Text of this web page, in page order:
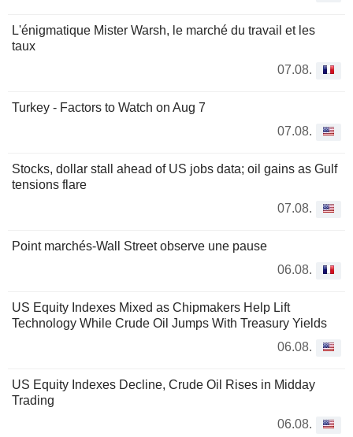
L'énigmatique Mister Warsh, le marché du travail et les
taux
07.08.
Turkey - Factors to Watch on Aug 7
07.08.
Stocks, dollar stall ahead of US jobs data; oil gains as Gulf
tensions flare
07.08.
Point marchés-Wall Street observe une pause
06.08.
US Equity Indexes Mixed as Chipmakers Help Lift
Technology While Crude Oil Jumps With Treasury Yields
06.08.
US Equity Indexes Decline, Crude Oil Rises in Midday
Trading
06.08.